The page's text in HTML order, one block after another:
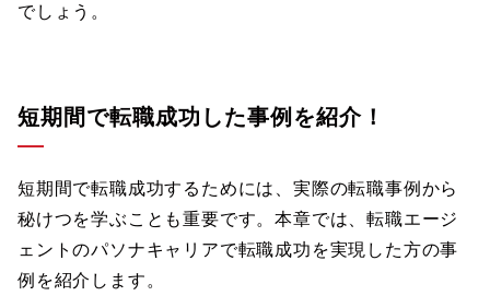
でしょう。
短期間で転職成功した事例を紹介！
短期間で転職成功するためには、実際の転職事例から
秘けつを学ぶことも重要です。本章では、転職エージ
ェントのパソナキャリアで転職成功を実現した方の事
例を紹介します。